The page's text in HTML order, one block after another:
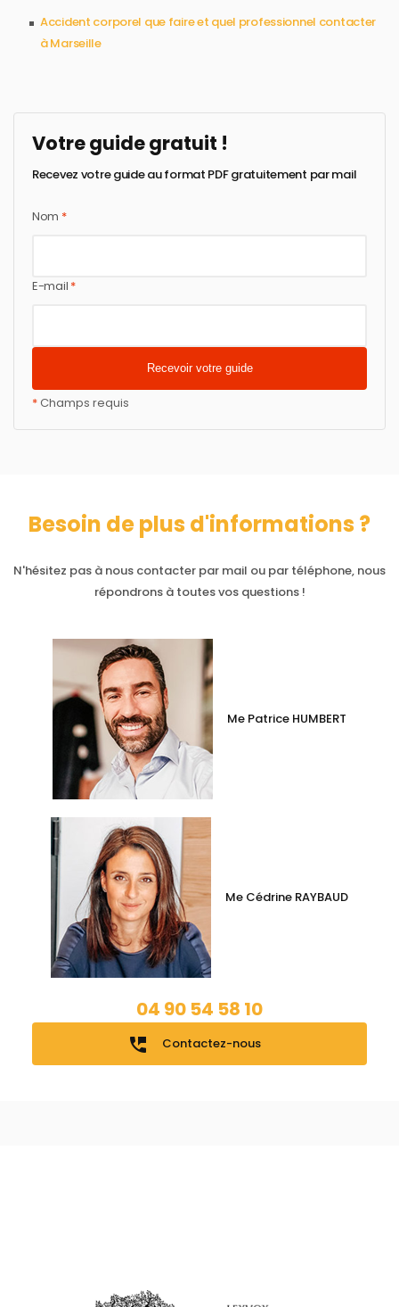
Accident corporel que faire et quel professionnel contacter
à Marseille
Votre guide gratuit !
Recevez votre guide au format PDF gratuitement par mail
Nom *
E-mail *
*Champs requis
Besoin de plus d'informations ?
N'hésitez pas à nous contacter par mail ou par téléphone, nous
répondrons à toutes vos questions !
Me Patrice HUMBERT
Me Cédrine RAYBAUD
04 90 54 58 10
perm_phone_msg Contactez-nous